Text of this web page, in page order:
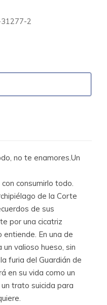
2
no te enamores.Un
consumirlo todo.
de la Corte
de sus
por una cicatriz
En una de
valioso hueso, sin
furia del Guardián de
en su vida como un
trato suicida para